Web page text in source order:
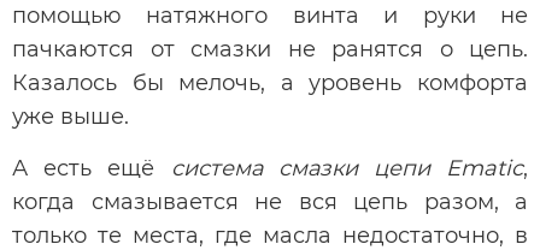
помощью натяжного винта и руки не
пачкаются от смазки не ранятся о цепь.
Казалось бы мелочь, а уровень комфорта
уже выше.
А есть ещё
система смазки цепи Ematic,
когда смазывается не вся цепь разом, а
только те места, где масла недостаточно, в